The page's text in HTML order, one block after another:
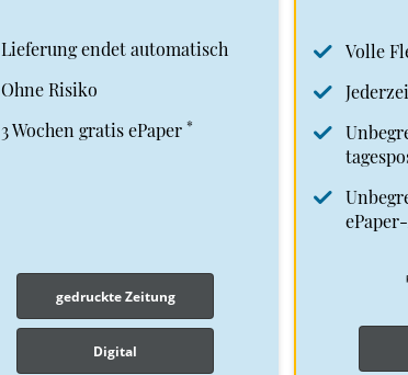
Lieferung endet automatisch
Ohne Risiko
3 Wochen gratis ePaper *
gedruckte Zeitung
Digital
Volle